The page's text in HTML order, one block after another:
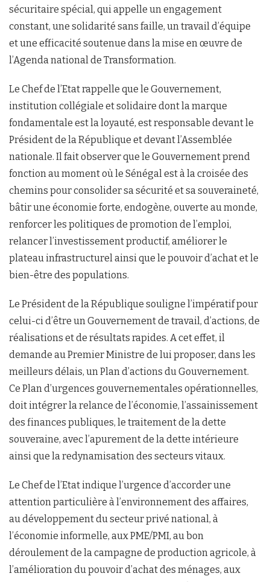
sécuritaire spécial, qui appelle un engagement
constant, une solidarité sans faille, un travail d’équipe
et une efficacité soutenue dans la mise en œuvre de
l’Agenda national de Transformation.
Le Chef de l’Etat rappelle que le Gouvernement,
institution collégiale et solidaire dont la marque
fondamentale est la loyauté, est responsable devant le
Président de la République et devant l’Assemblée
nationale. Il fait observer que le Gouvernement prend
fonction au moment où le Sénégal est à la croisée des
chemins pour consolider sa sécurité et sa souveraineté,
bâtir une économie forte, endogène, ouverte au monde,
renforcer les politiques de promotion de l’emploi,
relancer l’investissement productif, améliorer le
plateau infrastructurel ainsi que le pouvoir d’achat et le
bien-être des populations.
Le Président de la République souligne l’impératif pour
celui-ci d’être un Gouvernement de travail, d’actions, de
réalisations et de résultats rapides. A cet effet, il
demande au Premier Ministre de lui proposer, dans les
meilleurs délais, un Plan d’actions du Gouvernement.
Ce Plan d’urgences gouvernementales opérationnelles,
doit intégrer la relance de l’économie, l’assainissement
des finances publiques, le traitement de la dette
souveraine, avec l’apurement de la dette intérieure
ainsi que la redynamisation des secteurs vitaux.
Le Chef de l’Etat indique l’urgence d’accorder une
attention particulière à l’environnement des affaires,
au développement du secteur privé national, à
l’économie informelle, aux PME/PMI, au bon
déroulement de la campagne de production agricole, à
l’amélioration du pouvoir d’achat des ménages, aux